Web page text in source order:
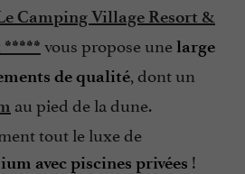
/ Chalets
Camping Village Resort &
***** vous propose unelarge
de qualité, dont un
au pied de la dune.
tout le luxe de
avec piscines privées !